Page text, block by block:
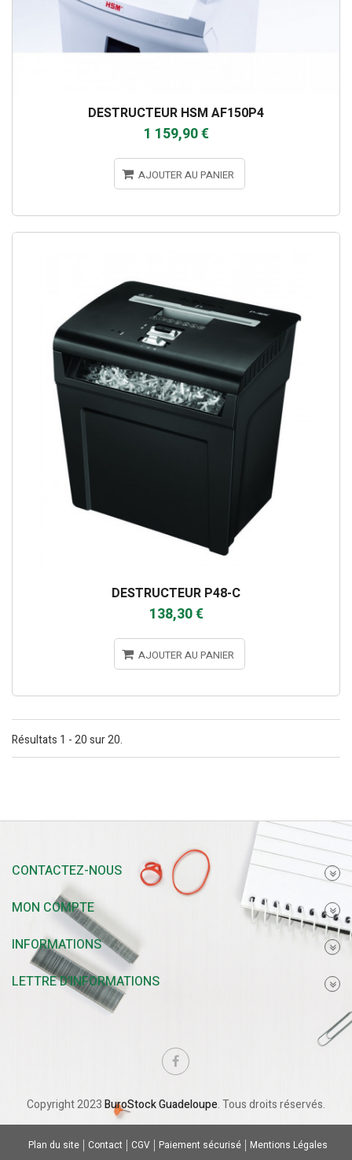
DESTRUCTEUR HSM AF150P4
1 159,90 €
AJOUTER AU PANIER
DESTRUCTEUR P48-C
138,30 €
AJOUTER AU PANIER
Résultats 1 - 20 sur 20.
CONTACTEZ-NOUS
MON COMPTE
INFORMATIONS
LETTRE D'INFORMATIONS
Copyright 2023BuroStock Guadeloupe. Tous droits réservés.
Plan du site Contact CGV Paiement sécurisé Mentions Légales